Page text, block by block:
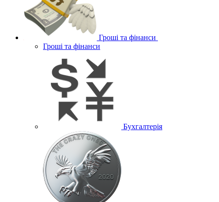
Гроші та фінанси
Гроші та фінанси
Бухгалтерія